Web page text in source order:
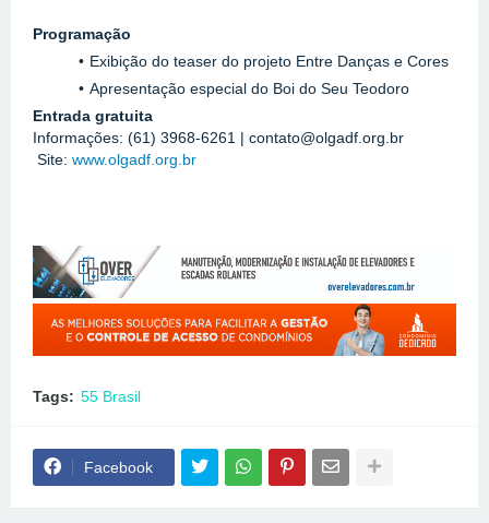
Programação
Exibição do teaser do projeto Entre Danças e Cores
Apresentação especial do Boi do Seu Teodoro
Entrada gratuita
Informações: (61) 3968-6261 | contato@olgadf.org.br
Site: www.olgadf.org.br
Tags: 55 Brasil
Facebook